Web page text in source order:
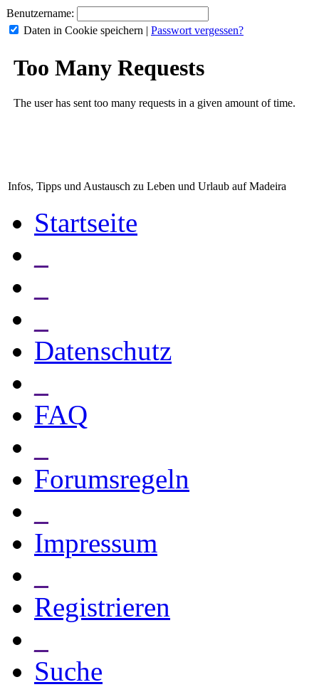
Benutzername:
Daten in Cookie speichern | Passwort vergessen?
Infos, Tipps und Austausch zu Leben und Urlaub auf Madeira
Startseite
Datenschutz
FAQ
Forumsregeln
Impressum
Registrieren
Suche